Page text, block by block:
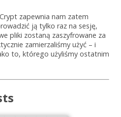
zapewnia nam zatem
ją tylko raz na sesję,
pliki zostaną zaszyfrowane za
zamierzaliśmy użyć – i
to, którego użyliśmy ostatnim